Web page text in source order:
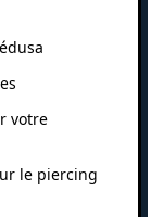
votre
le piercing